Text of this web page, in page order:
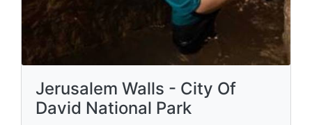
Jerusalem Walls - City Of
David National Park